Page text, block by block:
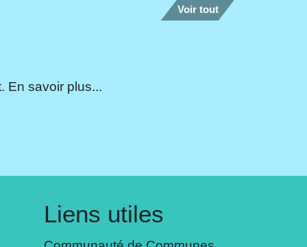
Voir tout
En savoir plus...
Liens utiles